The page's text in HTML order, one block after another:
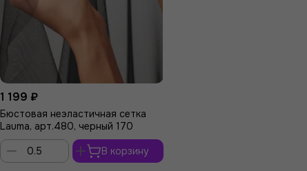
1 199 ₽
Бюстовая неэластичная сетка
Lauma, арт.480, черный 170
В корзину